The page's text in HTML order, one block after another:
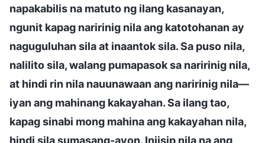
napakabilis na matuto ng ilang kasanayan,
ngunit kapag naririnig nila ang katotohanan ay
naguguluhan sila at inaantok sila. Sa puso nila,
nalilito sila, walang pumapasok sa naririnig nila,
at hindi rin nila nauunawaan ang naririnig nila—
iyan ang mahinang kakayahan. Sa ilang tao,
kapag sinabi mong mahina ang kakayahan nila,
hindi sila sumasang-ayon. Iniisip nila na ang